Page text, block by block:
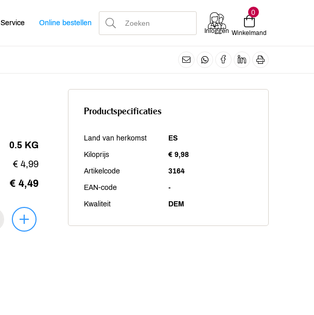
Service Online bestellen
Inloggen
0
Winkelmand
0.5 KG
€ 4,99
€ 4,49
Productspecificaties
Land van herkomst ES
Kiloprijs € 9,98
Artikelcode 3164
EAN-code -
Kwaliteit DEM